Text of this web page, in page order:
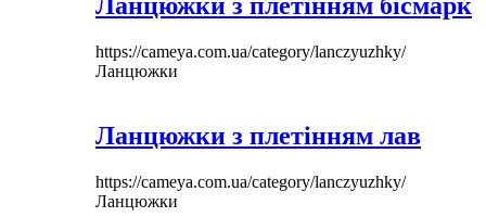
https://cameya.com.ua/category/lanczyuzhky/
Ланцюжки
Ланцюжки з плетінням лав
https://cameya.com.ua/category/lanczyuzhky/
Ланцюжки